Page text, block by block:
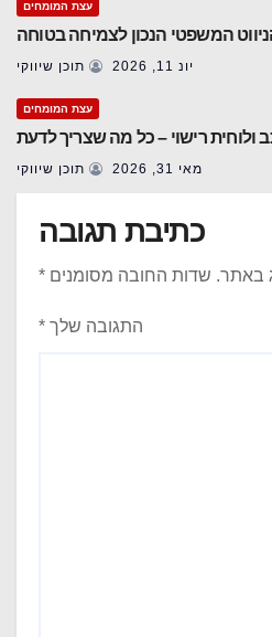
עצת המומחים
המשפטי הנכון לצמיחה בטוחה
יונ 11, 2026 תוכן שיווקי
עצת המומחים
ולוחית רישוי – כל מה שצריך לדעת
מאי 31, 2026 תוכן שיווקי
כתיבת תגובה
באתר. שדות החובה מסומנים *
התגובה שלך *